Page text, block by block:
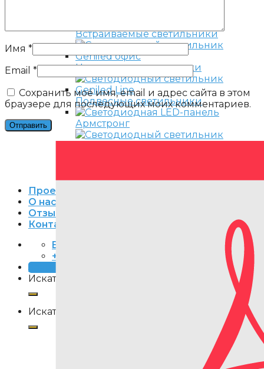
Встраиваемые светильники
Накладные светильники
Подвесные светильники
Армстронг
В реечные потолки
Проекты
О нас
Отзывы
Контакты
Email
+7 (495) 240-85-53
Заявка
Искать:
Искать:
Имя *
Email *
Сохранить моё имя, email и адрес сайта в этом
браузере для последующих моих комментариев.